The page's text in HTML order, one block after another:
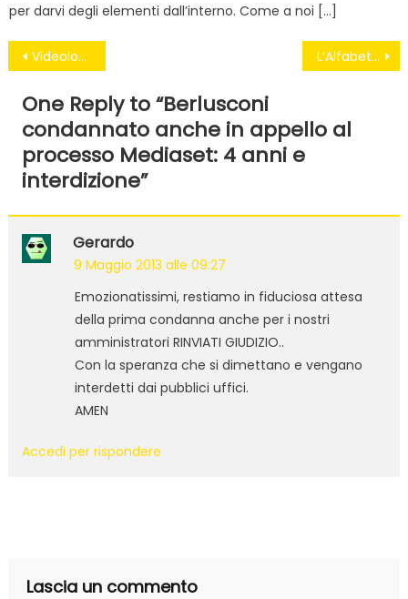
per darvi degli elementi dall’interno. Come a noi […]
Navigazione
articoli
Videolotterie, il tesoro fiscale sottratto a L’Aquila L’Alfabeto della Vergogna
One Reply to “Berlusconi
condannato anche in appello al
processo Mediaset: 4 anni e
interdizione”
Gerardo
9 Maggio 2013 alle 09:27
Emozionatissimi, restiamo in fiduciosa attesa
della prima condanna anche per i nostri
amministratori RINVIATI GIUDIZIO..
Con la speranza che si dimettano e vengano
interdetti dai pubblici uffici.
AMEN
Accedi per rispondere
Lascia un commento